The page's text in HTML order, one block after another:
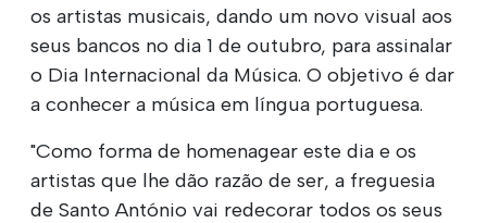
os artistas musicais, dando um novo visual aos
seus bancos no dia 1 de outubro, para assinalar
o Dia Internacional da Música. O objetivo é dar
a conhecer a música em língua portuguesa.
"Como forma de homenagear este dia e os
artistas que lhe dão razão de ser, a freguesia
de Santo António vai redecorar todos os seus